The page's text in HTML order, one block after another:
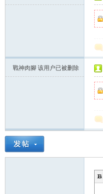
戰神肉腳 该用户已被删除